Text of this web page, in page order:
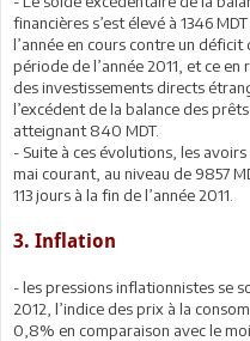
financières s’est élevé à 1346
l’année en cours contre un déficit
période de l’année 2011, et ce
des investissements directs
l’excédent de la balance des
atteignant 840 MDT.
- Suite à ces évolutions, les
mai courant, au niveau de 9857
113 jours à la fin de l’année 2011.
3. Inflation
- les pressions inflationnistes se
2012, l’indice des prix à la
0,8% en comparaison avec le